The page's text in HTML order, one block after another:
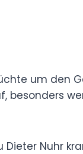
um den
besonders
Nuhr